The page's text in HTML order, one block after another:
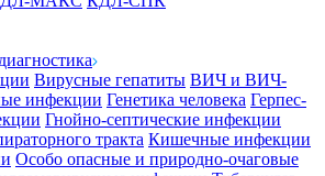
Вирусные гепатиты ВИЧ и ВИЧ-
инфекции Генетика человека Герпес-
Гнойно-септические инфекции
тракта Кишечные инфекции
Особо опасные и природно-очаговые